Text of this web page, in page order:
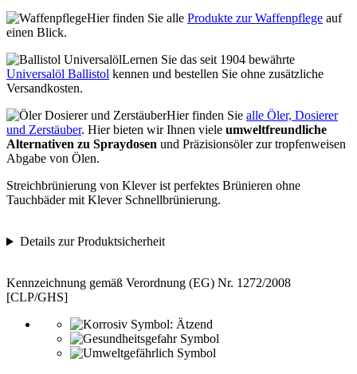
Hier finden Sie alle Produkte zur Waffenpflege auf
einen Blick.
Lernen Sie das seit 1904 bewährte
Universalöl Ballistol kennen und bestellen Sie ohne zusätzliche
Versandkosten.
Hier finden Sie alle Öler, Dosierer
und Zerstäuber. Hier bieten wir Ihnen viele umweltfreundliche
Alternativen zu Spraydosen und Präzisionsöler zur tropfenweisen
Abgabe von Ölen.
Streichbrünierung von Klever ist perfektes Brünieren ohne
Tauchbäder mit Klever Schnellbrünierung.
Details zur Produktsicherheit
Kennzeichnung gemäß Verordnung (EG) Nr. 1272/2008
[CLP/GHS]